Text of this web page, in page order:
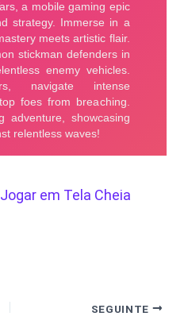
Jogar em Tela Cheia
SEGUINTE